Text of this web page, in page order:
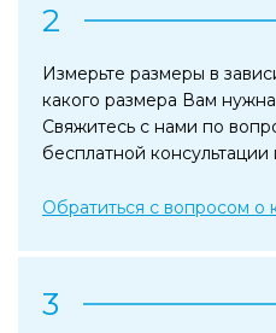
2
Измерьте размеры в
какого размера Вам
Свяжитесь с нами по
бесплатной
Обратиться с вопросом о
3